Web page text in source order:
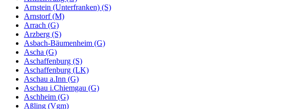
Arnstein (Unterfranken) (S)
Arnstorf (M)
Arrach (G)
Arzberg (S)
Asbach-Bäumenheim (G)
Ascha (G)
Aschaffenburg (S)
Aschaffenburg (LK)
Aschau a.Inn (G)
Aschau i.Chiemgau (G)
Aschheim (G)
Aßling (Vgm)